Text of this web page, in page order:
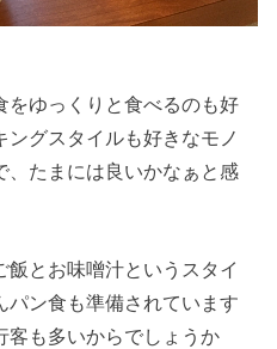
をゆっくりと食べるのも好
ングスタイルも好きなモノ
、たまには良いかなぁと感
とお味噌汁というスタイ
パン食も準備されています
客も多いからでしょうか